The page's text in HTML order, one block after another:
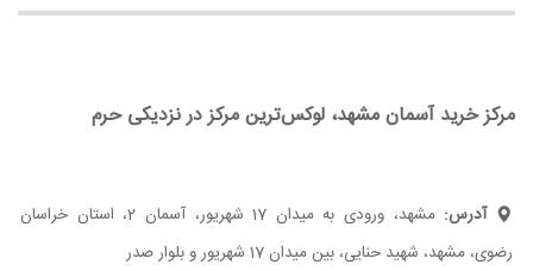
مرکز خرید آسمان مشهد، لوکس‌ترین مرکز در نزدیکی حرم
آدرس:
مشهد، ورودی به میدان 17 شهریور، آسمان 2، استان خراسان
رضوی، مشهد، شهید حنایی، بین میدان 17 شهریور و بلوار صدر